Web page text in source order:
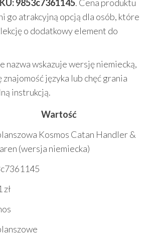
9853c7361145. Cena produktu
go atrakcyjną opcją dla osób, które
o dodatkowy element do
nazwa wskazuje wersję niemiecką,
języka lub chęć grania
instrukcją.
Wartość
Kosmos Catan Handler &
(wersja niemiecka)
zł